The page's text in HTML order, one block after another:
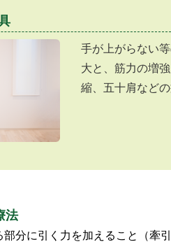
手が上がらない
大と、筋力の増
縮、五十肩など
法
部分に引く力を加えること（牽